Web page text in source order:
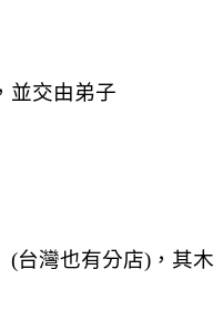
並交由弟子
(台灣也有分店)，其木